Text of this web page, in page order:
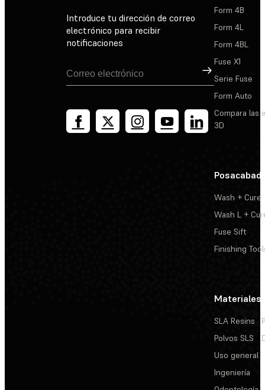
Introduce tu dirección de correo
electrónico para recibir
notificaciones
Suscribirse
Form 4B
Form 4L
Form 4BL
Fuse X1
Serie Fuse
Form Auto
Compara las
3D
Wash + Cure
Wash L +
Fuse Sift
Finishing
Materiales
SLA Resins
Polvos SLS
Uso general
Ingeniería